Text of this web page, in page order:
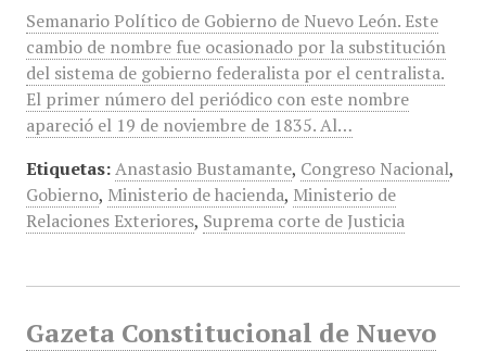
Semanario Político de Gobierno de Nuevo León. Este
cambio de nombre fue ocasionado por la substitución
del sistema de gobierno federalista por el centralista.
El primer número del periódico con este nombre
apareció el 19 de noviembre de 1835. Al…
Etiquetas: Anastasio Bustamante, Congreso Nacional,
Gobierno, Ministerio de hacienda, Ministerio de
Relaciones Exteriores, Suprema corte de Justicia
Gazeta Constitucional de Nuevo